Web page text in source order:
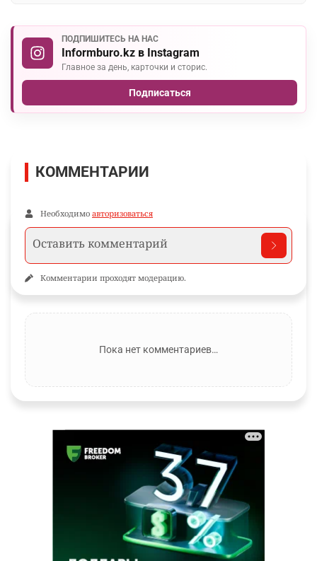
ПОДПИШИТЕСЬ НА НАС
Informburo.kz в Instagram
Главное за день, карточки и сторис.
Подписаться
КОММЕНТАРИИ
Необходимо авторизоваться
Комментарии проходят модерацию.
Пока нет комментариев…